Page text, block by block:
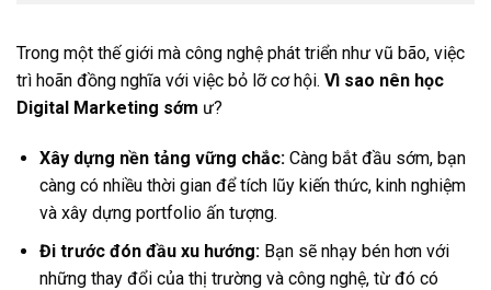
Trong một thế giới mà công nghệ phát triển như vũ bão, việc
trì hoãn đồng nghĩa với việc bỏ lỡ cơ hội. Vì sao nên học
Digital Marketing sớm ư?
Xây dựng nền tảng vững chắc:Càng bắt đầu sớm, bạn
càng có nhiều thời gian để tích lũy kiến thức, kinh nghiệm
và xây dựng portfolio ấn tượng.
Đi trước đón đầu xu hướng:Bạn sẽ nhạy bén hơn với
những thay đổi của thị trường và công nghệ, từ đó có